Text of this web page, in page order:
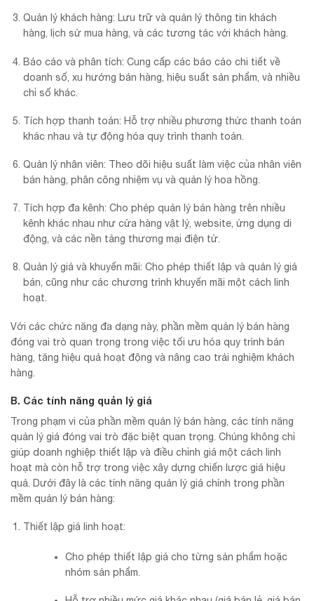
Quản lý khách hàng: Lưu trữ và quản lý thông tin khách
hàng, lịch sử mua hàng, và các tương tác với khách hàng.
Báo cáo và phân tích: Cung cấp các báo cáo chi tiết về
doanh số, xu hướng bán hàng, hiệu suất sản phẩm, và nhiều
chỉ số khác.
Tích hợp thanh toán: Hỗ trợ nhiều phương thức thanh toán
khác nhau và tự động hóa quy trình thanh toán.
Quản lý nhân viên: Theo dõi hiệu suất làm việc của nhân viên
bán hàng, phân công nhiệm vụ và quản lý hoa hồng.
Tích hợp đa kênh: Cho phép quản lý bán hàng trên nhiều
kênh khác nhau như cửa hàng vật lý, website, ứng dụng di
động, và các nền tảng thương mại điện tử.
Quản lý giá và khuyến mãi: Cho phép thiết lập và quản lý giá
bán, cũng như các chương trình khuyến mãi một cách linh
hoạt.
Với các chức năng đa dạng này, phần mềm quản lý bán hàng
đóng vai trò quan trọng trong việc tối ưu hóa quy trình bán
hàng, tăng hiệu quả hoạt động và nâng cao trải nghiệm khách
hàng.
B. Các tính năng quản lý giá
Trong phạm vi của phần mềm quản lý bán hàng, các tính năng
quản lý giá đóng vai trò đặc biệt quan trọng. Chúng không chỉ
giúp doanh nghiệp thiết lập và điều chỉnh giá một cách linh
hoạt mà còn hỗ trợ trong việc xây dựng chiến lược giá hiệu
quả. Dưới đây là các tính năng quản lý giá chính trong phần
mềm quản lý bán hàng:
Thiết lập giá linh hoạt:
Cho phép thiết lập giá cho từng sản phẩm hoặc
nhóm sản phẩm.